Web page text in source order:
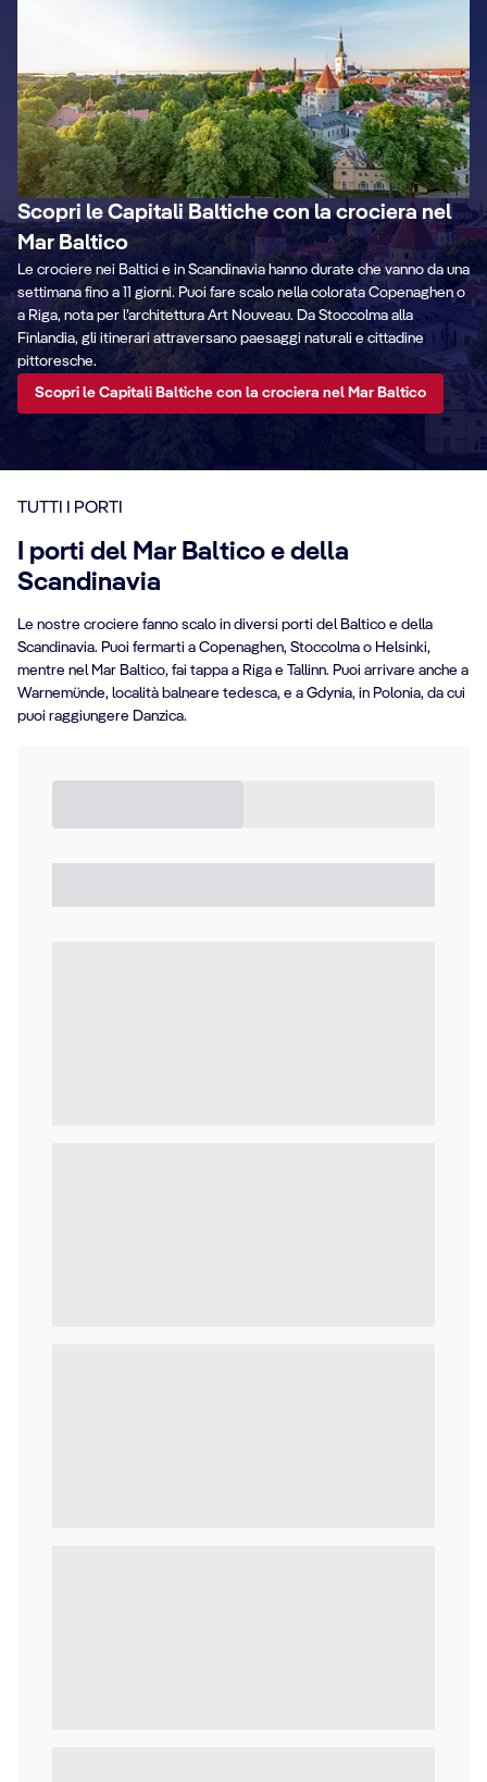
Scopri le Capitali Baltiche con la crociera nel
Mar Baltico
Le crociere nei Baltici e in Scandinavia hanno durate che vanno da una
settimana fino a 11 giorni. Puoi fare scalo nella colorata Copenaghen o
a Riga, nota per l’architettura Art Nouveau. Da Stoccolma alla
Finlandia, gli itinerari attraversano paesaggi naturali e cittadine
pittoresche.
Scopri le Capitali Baltiche con la crociera nel Mar Baltico
TUTTI I PORTI
I porti del Mar Baltico e della
Scandinavia
Le nostre crociere fanno scalo in diversi porti del Baltico e della
Scandinavia. Puoi fermarti a Copenaghen, Stoccolma o Helsinki,
mentre nel Mar Baltico, fai tappa a Riga e Tallinn. Puoi arrivare anche a
Warnemünde, località balneare tedesca, e a Gdynia, in Polonia, da cui
puoi raggiungere Danzica.